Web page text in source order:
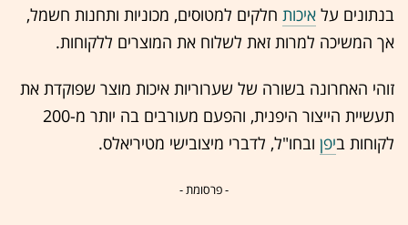
בנתונים על איכות חלקים למטוסים, מכוניות ותחנות חשמל,
אך המשיכה למרות זאת לשלוח את המוצרים ללקוחות.
זוהי האחרונה בשורה של שערוריות איכות מוצר שפוקדת את
תעשיית הייצור היפנית, והפעם מעורבים בה יותר מ-200
לקוחות ביפן ובחו"ל, לדברי מיצובישי מטיריאלס.
- פרסומת -